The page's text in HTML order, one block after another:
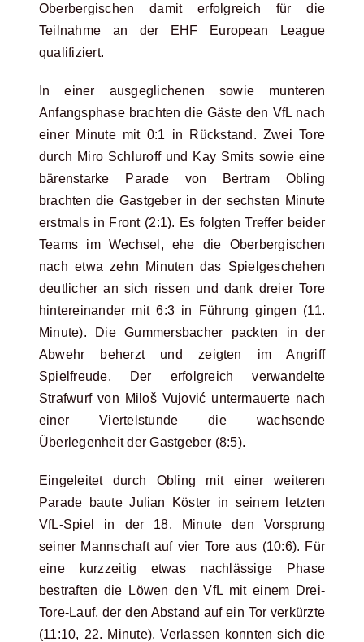
Oberbergischen damit erfolgreich für die
Teilnahme an der EHF European League
qualifiziert.
In einer ausgeglichenen sowie munteren
Anfangsphase brachten die Gäste den VfL nach
einer Minute mit 0:1 in Rückstand. Zwei Tore
durch Miro Schluroff und Kay Smits sowie eine
bärenstarke Parade von Bertram Obling
brachten die Gastgeber in der sechsten Minute
erstmals in Front (2:1). Es folgten Treffer beider
Teams im Wechsel, ehe die Oberbergischen
nach etwa zehn Minuten das Spielgeschehen
deutlicher an sich rissen und dank dreier Tore
hintereinander mit 6:3 in Führung gingen (11.
Minute). Die Gummersbacher packten in der
Abwehr beherzt und zeigten im Angriff
Spielfreude. Der erfolgreich verwandelte
Strafwurf von Miloš Vujović untermauerte nach
einer Viertelstunde die wachsende
Überlegenheit der Gastgeber (8:5).
Eingeleitet durch Obling mit einer weiteren
Parade baute Julian Köster in seinem letzten
VfL-Spiel in der 18. Minute den Vorsprung
seiner Mannschaft auf vier Tore aus (10:6). Für
eine kurzzeitig etwas nachlässige Phase
bestraften die Löwen den VfL mit einem Drei-
Tore-Lauf, der den Abstand auf ein Tor verkürzte
(11:10, 22. Minute). Verlassen konnten sich die